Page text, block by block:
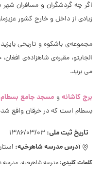
اگر چه گردشگران و مسافران
زیادی از داخل و خارج کشور
مجموعه‌ی باشکوه و تاریخی
الجایتو، مقبره‌ی شاهزاده‌ی
می برید.
برج کاشانهو مسجد جامع بسطام
بسطام است که در خرقان واقع
تاریخ ثبت ملی:1386/03/03
آدرس مدرسه شاهرخیه:
کلمات کلیدی: مدرسه شاهرخیه، مدرسه